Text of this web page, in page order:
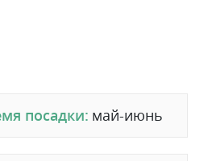
посадки: май-июнь